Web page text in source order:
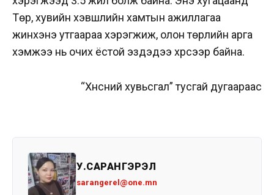
Төр, хувийн хэвшлийн хамтын ажиллагаа
жинхэнэ утгаараа хэрэгжиж, олон төрлийн арга
хэмжээ нь очих ёстой эздэдээ хүрсээр байна.
“Хүнсний хувьсгал” тусгай дугаараас
У.САРАНГЭРЭЛ
sarangerel@one.mn